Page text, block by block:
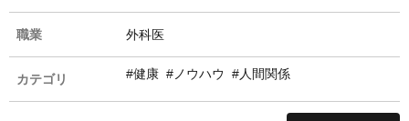
職業 外科医
カテゴリ #健康 #ノウハウ #人間関係